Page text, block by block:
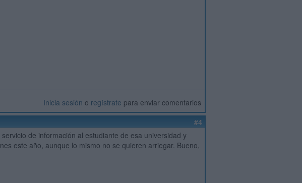
Inicia sesión o regístrate para enviar comentarios
#4
de información al estudiante de esa universidad y
este año, aunque lo mismo no se quieren arriegar. Bueno,